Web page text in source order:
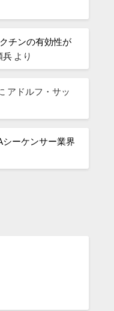
チンの有効性が
兵 より
アドルフ・サッ
シーケンサー業界